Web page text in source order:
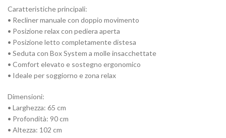
Caratteristiche principali:
• Recliner manuale con doppio movimento
• Posizione relax con pediera aperta
• Posizione letto completamente distesa
• Seduta con Box System a molle insacchettate
• Comfort elevato e sostegno ergonomico
• Ideale per soggiorno e zona relax
Dimensioni:
• Larghezza: 65 cm
• Profondità: 90 cm
• Altezza: 102 cm